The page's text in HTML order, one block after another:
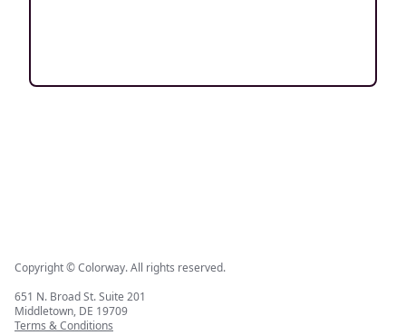
Copyright © Colorway. All rights reserved.
651 N. Broad St. Suite 201
Middletown, DE 19709
Terms & Conditions